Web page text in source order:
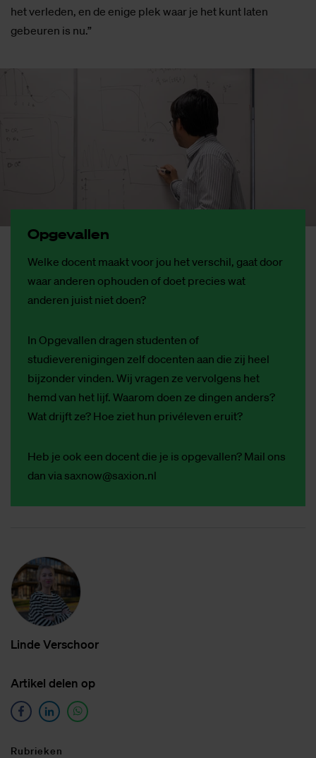
het verleden, en de enige plek waar je het kunt laten
gebeuren is nu.”
Op­ge­val­len
Welke docent maakt voor jou het verschil, gaat door
waar anderen ophouden of doet precies wat
anderen juist niet doen?
In Opgevallen dragen studenten of
studieverenigingen zelf docenten aan die zij heel
bijzonder vinden. Wij vragen ze vervolgens het
hemd van het lijf. Waarom doen ze dingen anders?
Wat drijft ze? Hoe ziet hun privéleven eruit?
Heb je ook een docent die je is opgevallen? Mail ons
dan via saxnow@saxion.nl
Lin­de Ver­schoor
Ar­ti­kel de­len op
Ru­brie­ken